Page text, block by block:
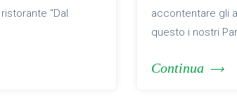
“Dal
accontentare gli
questo i nostri
Continua